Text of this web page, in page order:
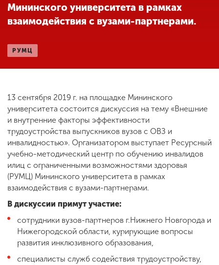
ENG SPN CHI
+7 (831) 262-26-20
Мининского университета в рамках
взаимодействия с вузами-партнерами.
РУМЦ
13 сентября 2019 г. на площадке Мининского
университета состоится дискуссия на тему «Внешние
и внутренние факторы эффективности
трудоустройства выпускников вузов с ОВЗ и
инвалидностью». Организатором выступает Ресурсный
учебно-методический центр по обучению инвалидов
илиц с ограниченными возможностями здоровья
(РУМЦ) Мининского университета в рамках
взаимодействия с вузами-партнерами.
В дискуссии примут участие:
сотрудники вузов-партнеров г.Нижнего Новгорода и
Нижегородской области, курирующие вопросы
развития инклюзивного образования,
специалисты служб содействия трудоустройству,